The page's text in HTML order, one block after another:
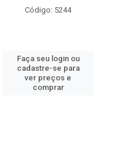
Código: 5244
Faça seu login ou
cadastre-se para
ver preços e
comprar